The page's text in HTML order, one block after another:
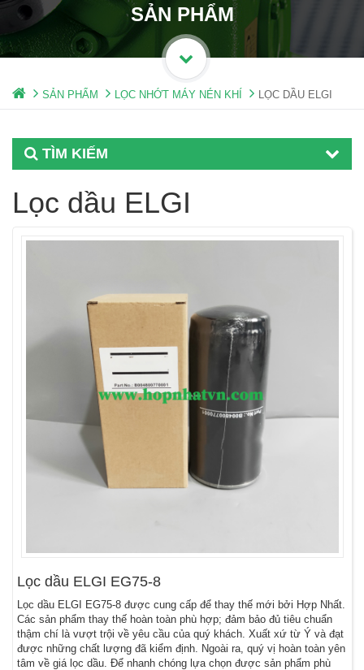
SẢN PHẨM
SẢN PHẨM LỌC NHỚT MÁY NÉN KHÍ LỌC DẦU ELGI
TÌM KIẾM
Lọc dầu ELGI
Lọc dầu ELGI EG75-8
Lọc dầu ELGI EG75-8 được cung cấp để thay thế mới bởi Hợp Nhất.
Các sản phẩm thay thế hoàn toàn phù hợp; đảm bảo đủ tiêu chuẩn
thậm chí là vượt trội về yêu cầu của quý khách. Xuất xứ từ Ý và đạt
được những chất lượng đã kiểm định. Ngoài ra, quý vị hoàn toàn yên
tâm về giá lọc dầu. Để nhanh chóng lựa chọn được sản phẩm phù